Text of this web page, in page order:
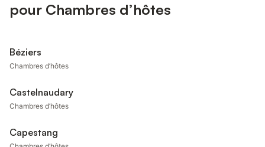
pour Chambres d’hôtes
Béziers
Chambres d’hôtes
Castelnaudary
Chambres d’hôtes
Capestang